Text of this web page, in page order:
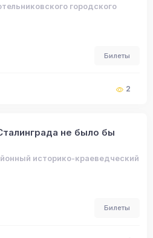
городского
Билеты
2
не было бы
историко-краеведческий
Билеты